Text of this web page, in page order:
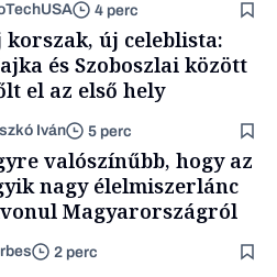
4 perc
korszak, új celeblista:
és Szoboszlai között
el az első hely
Iván 5 perc
valószínűbb, hogy az
nagy élelmiszerlánc
Magyarországról
2 perc